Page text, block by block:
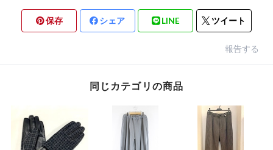
保存 シェア LINE ツイート
報告する
同じカテゴリの商品